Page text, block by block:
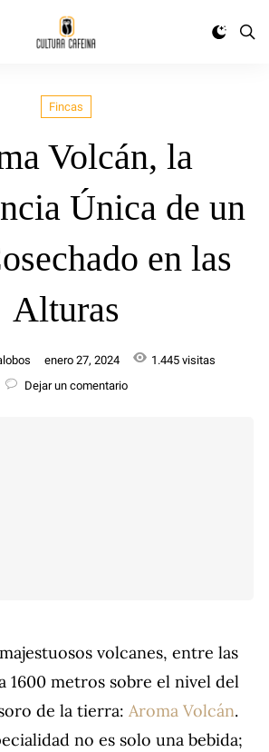
Fincas
Volcán, la
Única de un
en las
Alturas
enero 27, 2024
1.445 visitas
Dejar un comentario
volcanes, entre las
1600 metros sobre el nivel del
de la tierra: Aroma Volcán.
no es solo una bebida;